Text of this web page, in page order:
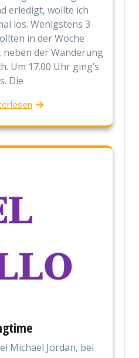
erledigt, wollte ich
los. Wenigstens 3
in der Woche
neben der Wanderung
Um 17.00 Uhr ging’s
Die
Michael Jordan, bei